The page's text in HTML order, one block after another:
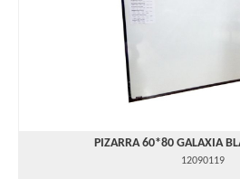
PIZARRA 60*80 GALAXIA
12090119